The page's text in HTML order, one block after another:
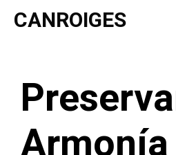
Saltar
CANROIGES